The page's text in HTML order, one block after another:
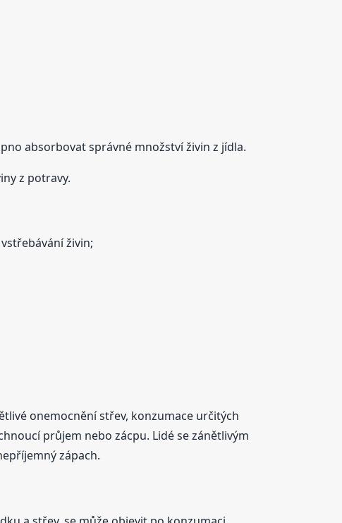
absorbovat správné množství živin z jídla.
z potravy.
živin;
onemocnění střev, konzumace určitých
průjem nebo zácpu. Lidé se zánětlivým
zápach.